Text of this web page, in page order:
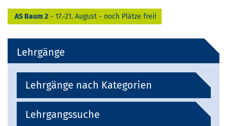
AS Baum 2 - 17.-21. August - noch Plätze frei!
Lehrgänge
Lehrgänge nach Kategorien
Lehrgangssuche